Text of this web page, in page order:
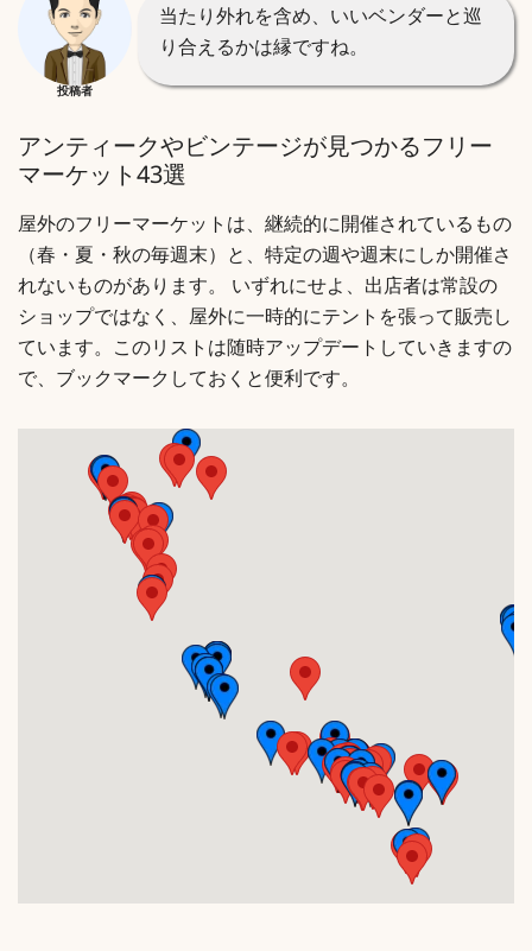
投稿者
当たり外れを含め、いいベンダーと巡
り合えるかは縁ですね。
アンティークやビンテージが見つかるフリー
マーケット43選
屋外のフリーマーケットは、継続的に開催されているもの
（春・夏・秋の毎週末）と、特定の週や週末にしか開催さ
れないものがあります。 いずれにせよ、出店者は常設の
ショップではなく、屋外に一時的にテントを張って販売し
ています。このリストは随時アップデートしていきますの
で、ブックマークしておくと便利です。